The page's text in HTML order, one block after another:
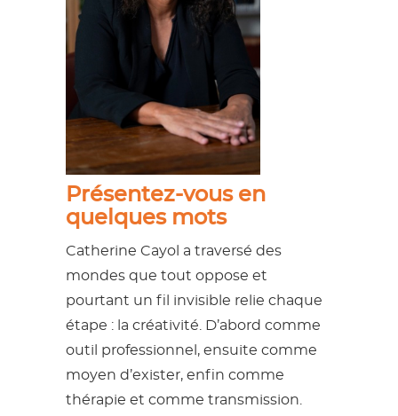
Présentez-vous en
quelques mots
Catherine Cayol a traversé des
mondes que tout oppose et
pourtant un fil invisible relie chaque
étape : la créativité. D’abord comme
outil professionnel, ensuite comme
moyen d’exister, enfin comme
thérapie et comme transmission.